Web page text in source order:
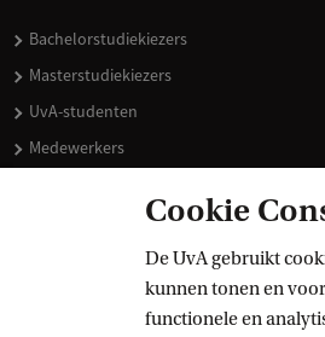
Bachelorstudiekiezers
Masterstudiekiezers
UvA-studenten
Medewerkers
Schooldecanen en vakdocenten
Cookie
De UvA gebruikt
kunnen tonen en
functionele en